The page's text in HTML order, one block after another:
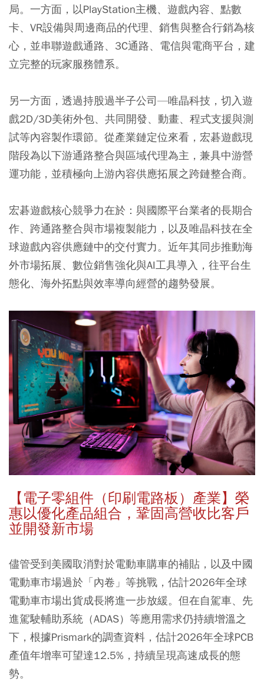
局。一方面，以PlayStation主機、遊戲內容、點數
卡、VR設備與周邊商品的代理、銷售與整合行銷為核
心，並串聯遊戲通路、3C通路、電信與電商平台，建
立完整的玩家服務體系。
另一方面，透過持股過半子公司—唯晶科技，切入遊
戲2D/3D美術外包、共同開發、動畫、程式支援與測
試等內容製作環節。從產業鏈定位來看，宏碁遊戲現
階段為以下游通路整合與區域代理為主，兼具中游營
運功能，並積極向上游內容供應拓展之跨鏈整合商。
宏碁遊戲核心競爭力在於：與國際平台業者的長期合
作、跨通路整合與市場複製能力，以及唯晶科技在全
球遊戲內容供應鏈中的交付實力。近年其同步推動海
外市場拓展、數位銷售強化與AI工具導入，往平台生
態化、海外拓點與效率導向經營的趨勢發展。
【電子零組件（印刷電路板）產業】榮
惠以優化產品組合，鞏固高營收比客戶
並開發新市場
儘管受到美國取消對於電動車購車的補貼，以及中國
電動車市場過於「內卷」等挑戰，估計2026年全球
電動車市場出貨成長將進一步放緩。但在自駕車、先
進駕駛輔助系統（ADAS）等應用需求仍持續增溫之
下，根據Prismark的調查資料，估計2026年全球PCB
產值年增率可望達12.5%，持續呈現高速成長的態
勢。